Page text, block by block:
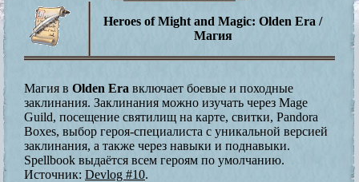
Heroes of Might and Magic: Olden Era /
Магия
Магия в Olden Era включает боевые и походные
заклинания. Заклинания можно изучать через Mage
Guild, посещение святилищ на карте, свитки, Pandora
Boxes, выбор героя-специалиста с уникальной версией
заклинания, а также через навыки и поднавыки.
Spellbook выдаётся всем героям по умолчанию.
Источник: Devlog #10.